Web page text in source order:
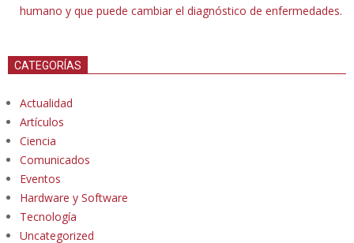
humano y que puede cambiar el diagnóstico de enfermedades.
CATEGORÍAS
Actualidad
Artículos
Ciencia
Comunicados
Eventos
Hardware y Software
Tecnología
Uncategorized